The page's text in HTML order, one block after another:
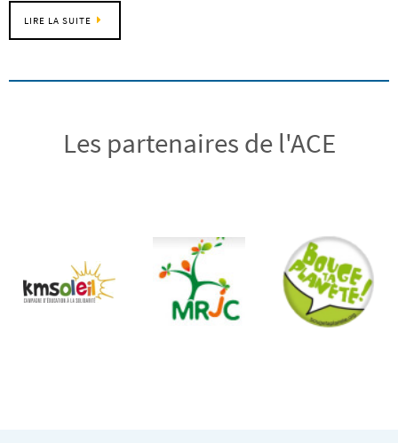
LIRE LA SUITE
Les partenaires de l'ACE